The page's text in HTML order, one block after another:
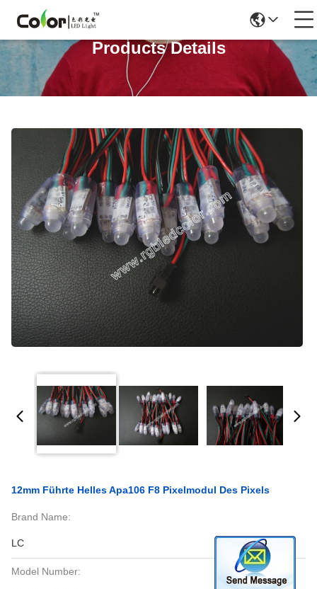
Products Details
12mm Führte Helles Apa106 F8 Pixelmodul Des Pixels
Brand Name:
LC
Model Number: